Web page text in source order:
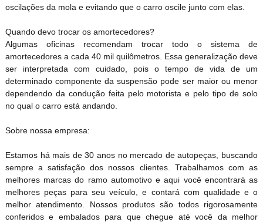
oscilações da mola e evitando que o carro oscile junto com elas.
Quando devo trocar os amortecedores?
Algumas oficinas recomendam trocar todo o sistema de
amortecedores a cada 40 mil quilômetros. Essa generalização deve
ser interpretada com cuidado, pois o tempo de vida de um
determinado componente da suspensão pode ser maior ou menor
dependendo da condução feita pelo motorista e pelo tipo de solo
no qual o carro está andando.
Sobre nossa empresa:
Estamos há mais de 30 anos no mercado de autopeças, buscando
sempre a satisfação dos nossos clientes. Trabalhamos com as
melhores marcas do ramo automotivo e aqui você encontrará as
melhores peças para seu veículo, e contará com qualidade e o
melhor atendimento. Nossos produtos são todos rigorosamente
conferidos e embalados para que chegue até você da melhor